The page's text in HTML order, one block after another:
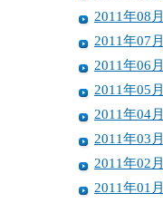
2011年08月
2011年07月
2011年06月
2011年05月
2011年04月
2011年03月
2011年02月
2011年01月